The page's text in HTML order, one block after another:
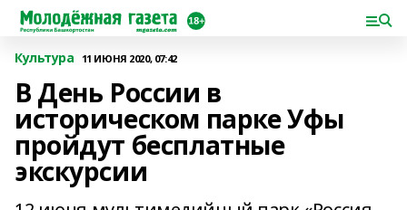
Культура 11 ИЮНЯ 2020, 07:42
В День России в
историческом парке Уфы
пройдут бесплатные
экскурсии